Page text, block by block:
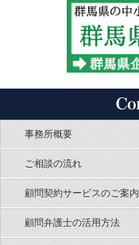
事務所概要
ご相談の流れ
顧問契約サービスのご案内
顧問弁護士の活用方法